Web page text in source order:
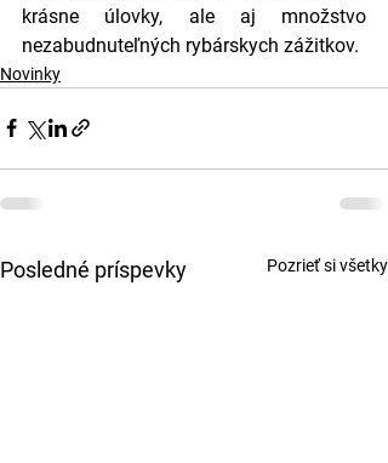
krásne úlovky, ale aj množstvo
nezabudnuteľných rybárskych zážitkov.
Novinky
Posledné príspevky Pozrieť si všetky